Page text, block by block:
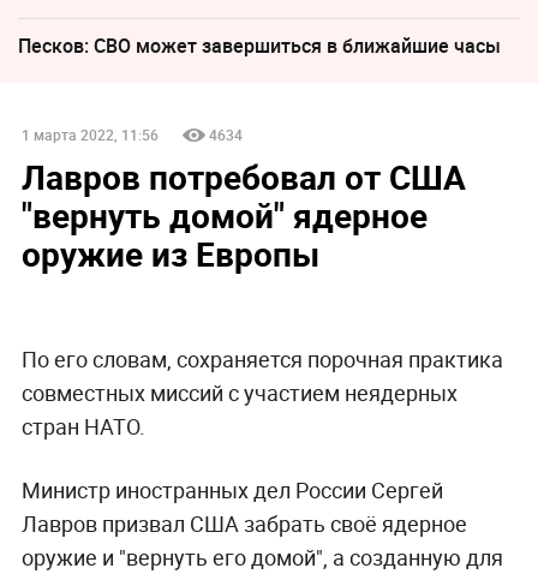
Песков: СВО может завершиться в ближайшие часы
1 марта 2022, 11:56 4634
Лавров потребовал от США
"вернуть домой" ядерное
оружие из Европы
По его словам, сохраняется порочная практика
совместных миссий с участием неядерных
стран НАТО.
Министр иностранных дел России Сергей
Лавров призвал США забрать своё ядерное
оружие и "вернуть его домой", а созданную для